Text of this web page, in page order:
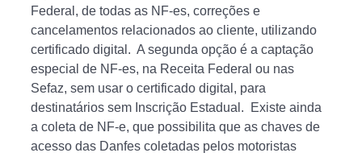
Federal, de todas as NF-es, correções e
cancelamentos relacionados ao cliente, utilizando
certificado digital. A segunda opção é a captação
especial de NF-es, na Receita Federal ou nas
Sefaz, sem usar o certificado digital, para
destinatários sem Inscrição Estadual. Existe ainda
a coleta de NF-e, que possibilita que as chaves de
acesso das Danfes coletadas pelos motoristas